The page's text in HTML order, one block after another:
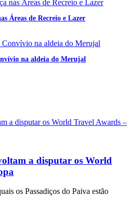
Áreas de Recreio e Lazer
na aldeia do Merujal
a disputar os World
os Passadiços do Paiva estão